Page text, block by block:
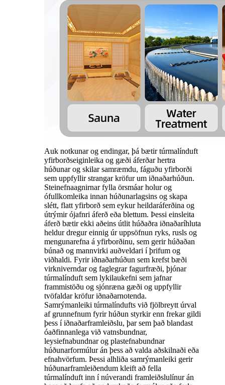
Auk notkunar og endingar, þá bætir túrmalínduft
yfirborðseiginleika og gæði áferðar hertra
húðunar og skilar samræmdu, fáguðu yfirborði
sem uppfyllir strangar kröfur um iðnaðarhúðun.
Steinefnaagnirnar fylla örsmáar holur og
ófullkomleika innan húðunarlagsins og skapa
slétt, flatt yfirborð sem eykur heildaráferðina og
útrýmir ójafnri áferð eða blettum. Þessi einsleita
áferð bætir ekki aðeins útlit húðaðra iðnaðaríhluta
heldur dregur einnig úr uppsöfnun ryks, rusls og
mengunarefna á yfirborðinu, sem gerir húðaðan
búnað og mannvirki auðveldari í þrifum og
viðhaldi. Fyrir iðnaðarhúðun sem krefst bæði
virkniverndar og faglegrar fagurfræði, þjónar
túrmalínduft sem lykilaukefni sem jafnar
frammistöðu og sjónræna gæði og uppfyllir
tvöfaldar kröfur iðnaðarnotenda.
Samrýmanleiki túrmalíndufts við fjölbreytt úrval
af grunnefnum fyrir húðun styrkir enn frekar gildi
þess í iðnaðarframleiðslu, þar sem það blandast
óaðfinnanlega við vatnsbundnar,
leysiefnabundnar og plastefnabundnar
húðunarformúlur án þess að valda aðskilnaði eða
efnahvörfum. Þessi alhliða samrýmanleiki gerir
húðunarframleiðendum kleift að fella
túrmalínduft inn í núverandi framleiðslulínur án